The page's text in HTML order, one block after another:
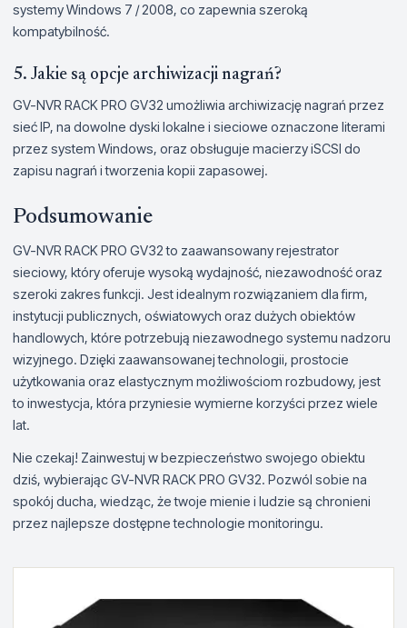
systemy Windows 7 / 2008, co zapewnia szeroką
kompatybilność.
5. Jakie są opcje archiwizacji nagrań?
GV-NVR RACK PRO GV32 umożliwia archiwizację nagrań przez
sieć IP, na dowolne dyski lokalne i sieciowe oznaczone literami
przez system Windows, oraz obsługuje macierzy iSCSI do
zapisu nagrań i tworzenia kopii zapasowej.
Podsumowanie
GV-NVR RACK PRO GV32 to zaawansowany rejestrator
sieciowy, który oferuje wysoką wydajność, niezawodność oraz
szeroki zakres funkcji. Jest idealnym rozwiązaniem dla firm,
instytucji publicznych, oświatowych oraz dużych obiektów
handlowych, które potrzebują niezawodnego systemu nadzoru
wizyjnego. Dzięki zaawansowanej technologii, prostocie
użytkowania oraz elastycznym możliwościom rozbudowy, jest
to inwestycja, która przyniesie wymierne korzyści przez wiele
lat.
Nie czekaj! Zainwestuj w bezpieczeństwo swojego obiektu
dziś, wybierając GV-NVR RACK PRO GV32. Pozwól sobie na
spokój ducha, wiedząc, że twoje mienie i ludzie są chronieni
przez najlepsze dostępne technologie monitoringu.